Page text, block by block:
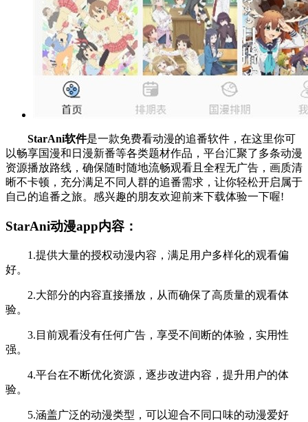
StarAni软件是一款免费看动漫的追番软件，在这里你可
以畅享国漫和日漫新番等各类题材作品，平台汇聚了多条动漫
资源播放路线，确保随时随地流畅观看且全程无广告，画质清
晰不卡顿，充分满足不同人群的追番需求，让你轻松开启属于
自己的追番之旅。感兴趣的朋友欢迎前来下载体验一下喔!
StarAni动漫app内容：
1.提供大量的授权动漫内容，满足用户多样化的观看偏
好。
2.大部分的内容直接播放，从而确保了高质量的观看体
验。
3.目前观看没有任何广告，享受不间断的体验，实用性
强。
4.平台在不断优化资源，逐步改进内容，提升用户的体
验。
5.涵盖广泛的动漫类型，可以迎合不同口味的动漫爱好